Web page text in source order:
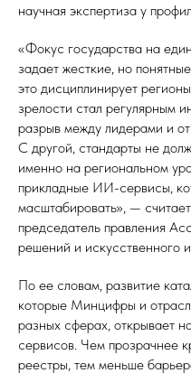
научная экспертиза у
«Фокус государства на
задает жесткие, но
это дисциплинирует
зрелости стал регулярным
разрыв между лидерами и
С другой, стандарты не
именно на региональном
прикладные ИИ-сервисы,
масштабировать», —
председатель правления
решений и искусственного
По ее словам, развитие
которые Минцифры и
разных сферах, открывает
сервисов. Чем прозрачнее
реестры, тем меньше